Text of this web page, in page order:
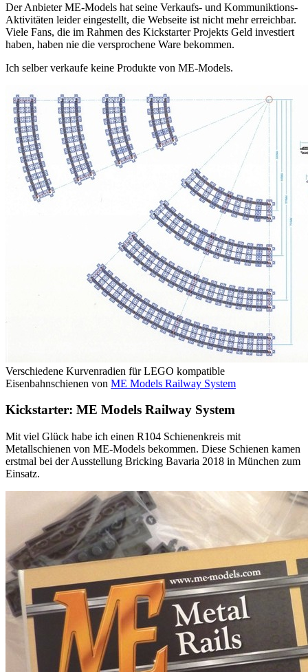
Der Anbieter ME-Models hat seine Verkaufs- und Kommuniktions-
Aktivitäten leider eingestellt, die Webseite ist nicht mehr erreichbar.
Viele Fans, die im Rahmen des Kickstarter Projekts Geld investiert
haben, haben nie die versprochene Ware bekommen.
Ich selber verkaufe keine Produkte von ME-Models.
Verschiedene Kurvenradien für LEGO kompatible
Eisenbahnschienen von ME Models Railway System
Kickstarter: ME Models Railway System
Mit viel Glück habe ich einen R104 Schienenkreis mit
Metallschienen von ME-Models bekommen. Diese Schienen kamen
erstmal bei der Ausstellung Bricking Bavaria 2018 in München zum
Einsatz.